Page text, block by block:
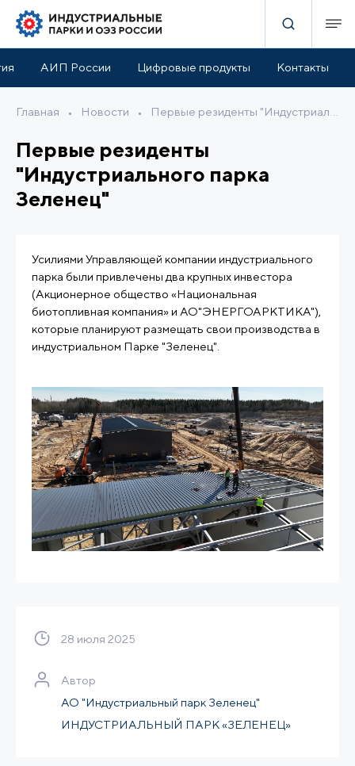
АИП России Цифровые продукты Контакты
Главная • Новости •
Первые резиденты
"Индустриального парка
Зеленец"
Усилиями Управляющей компании индустриального
парка были привлечены два крупных инвестора
(Акционерное общество «Национальная
биотопливная компания» и АО"ЭНЕРГОАРКТИКА"),
которые планируют размещать свои производства в
индустриальном Парке "Зеленец".
28 июля 2025
Автор
АО "Индустриальный парк Зеленец"
ИНДУСТРИАЛЬНЫЙ ПАРК «ЗЕЛЕНЕЦ»